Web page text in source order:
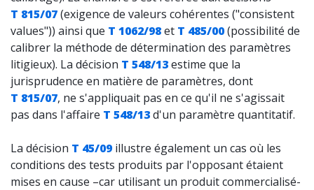
T 815/07(exigence de valeurs cohérentes ("consistent
values")) ainsi que T 1062/98et T 485/00(possibilité de
calibrer la méthode de détermination des paramètres
litigieux). La décision T 548/13estime que la
jurisprudence en matière de paramètres, dont
T 815/07, ne s'appliquait pas en ce qu'il ne s'agissait
pas dans l'affaire T 548/13d'un paramètre quantitatif.
La décision T 45/09 illustre également un cas où les
conditions des tests produits par l'opposant étaient
mises en cause –car utilisant un produit commercialisé-